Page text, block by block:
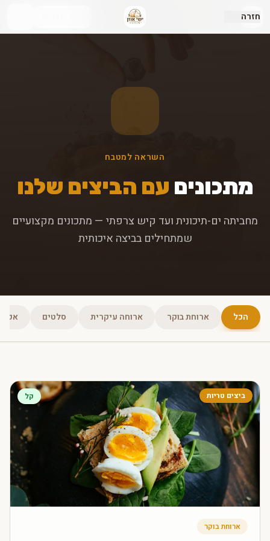
חזרה
השראה למטבח
מתכונים עם הביצים שלנו
מחביתה ים-תיכונית ועד קיש צרפתי — מתכונים מקצועיים
שמתחילים בביצה איכותית
הכל ארוחת בוקר ארוחה עיקרית סלטים
ביצים טריות קל
ארוחת בוקר